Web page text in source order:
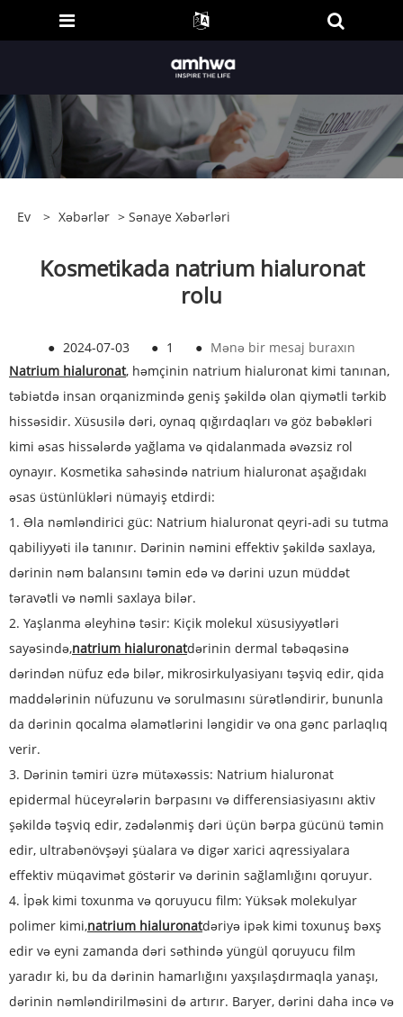
Ev > Xəbərlər > Sənaye Xəbərləri
Kosmetikada natrium hialuronat
rolu
● 2024-07-03 ● 1 ● Mənə bir mesaj buraxın
Natrium hialuronat, həmçinin natrium hialuronat kimi tanınan,
təbiətdə insan orqanizmində geniş şəkildə olan qiymətli tərkib
hissəsidir. Xüsusilə dəri, oynaq qığırdaqları və göz bəbəkləri
kimi əsas hissələrdə yağlama və qidalanmada əvəzsiz rol
oynayır. Kosmetika sahəsində natrium hialuronat aşağıdakı
əsas üstünlükləri nümayiş etdirdi:
1. Əla nəmləndirici güc: Natrium hialuronat qeyri-adi su tutma
qabiliyyəti ilə tanınır. Dərinin nəmini effektiv şəkildə saxlaya,
dərinin nəm balansını təmin edə və dərini uzun müddət
təravətli və nəmli saxlaya bilər.
2. Yaşlanma əleyhinə təsir: Kiçik molekul xüsusiyyətləri
sayəsində,natrium hialuronatdərinin dermal təbəqəsinə
dərindən nüfuz edə bilər, mikrosirkulyasiyanı təşviq edir, qida
maddələrinin nüfuzunu və sorulmasını sürətləndirir, bununla
da dərinin qocalma əlamətlərini ləngidir və ona gənc parlaqlıq
verir.
3. Dərinin təmiri üzrə mütəxəssis: Natrium hialuronat
epidermal hüceyrələrin bərpasını və differensiasiyasını aktiv
şəkildə təşviq edir, zədələnmiş dəri üçün bərpa gücünü təmin
edir, ultrabənövşəyi şüalara və digər xarici aqressiyalara
effektiv müqavimət göstərir və dərinin sağlamlığını qoruyur.
4. İpək kimi toxunma və qoruyucu film: Yüksək molekulyar
polimer kimi,natrium hialuronatdəriyə ipək kimi toxunuş bəxş
edir və eyni zamanda dəri səthində yüngül qoruyucu film
yaradır ki, bu da dərinin hamarlığını yaxşılaşdırmaqla yanaşı,
dərinin nəmləndirilməsini də artırır. Baryer, dərini daha incə və